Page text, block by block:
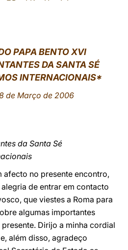
中文
LATINE
PAPA BENTO XVI
DA SANTA SÉ
INTERNACIONAIS*
de Março de 2006
da Santa Sé
no presente encontro,
de entrar em contacto
que viestes a Roma para
algumas importantes
Dirijo a minha cordial
além disso, agradeço